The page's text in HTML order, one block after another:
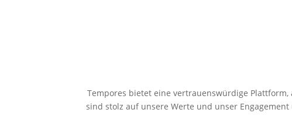
Tempores bietet eine vertrauenswürdige
sind stolz auf unsere Werte und unser